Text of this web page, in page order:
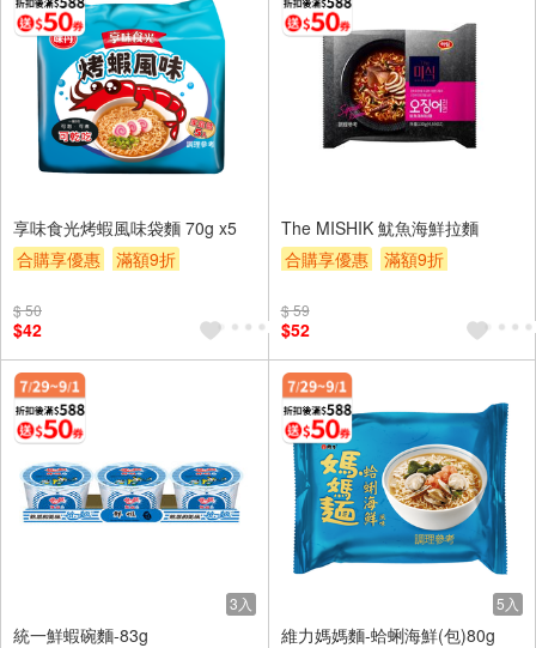
享味食光烤蝦風味袋麵 70g x5
合購享優惠
滿額9折
$ 50
$42
The MISHIK 魷魚海鮮拉麵
合購享優惠
滿額9折
$ 59
$52
3入
統一鮮蝦碗麵-83g
5入
維力媽媽麵-蛤蜊海鮮(包)80g